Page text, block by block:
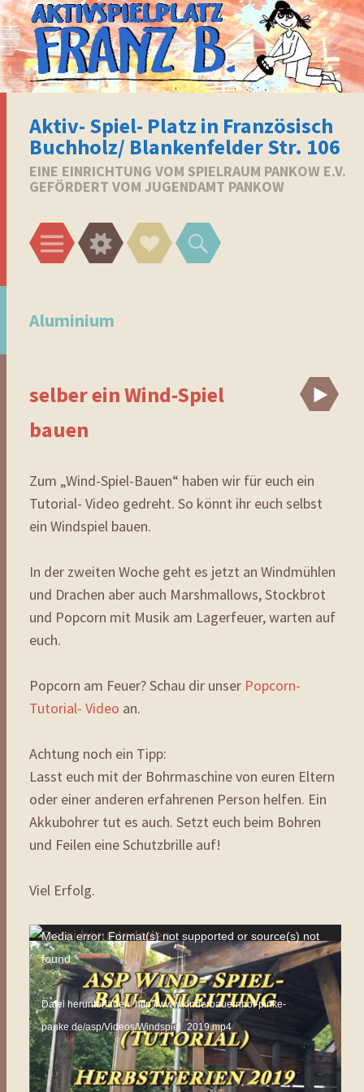
Aktiv- Spiel- Platz in Französisch
Buchholz/ Blankenfelder Str. 106
EINE EINRICHTUNG VOM SPIELRAUM PANKOW E.V.
GEFÖRDERT VOM JUGENDAMT PANKOW
Menü WidgetsSocial-
Links
Suchen
Aluminium
selber ein Wind-Spiel
bauen
Zum „Wind-Spiel-Bauen“ haben wir für euch ein
Tutorial- Video gedreht. So könnt ihr euch selbst
ein Windspiel bauen.
In der zweiten Woche geht es jetzt an Windmühlen
und Drachen aber auch Marshmallows, Stockbrot
und Popcorn mit Musik am Lagerfeuer, warten auf
euch.
Popcorn am Feuer? Schau dir unser Popcorn-
Tutorial- Video an.
Achtung noch ein Tipp:
Lasst euch mit der Bohrmaschine von euren Eltern
oder einer anderen erfahrenen Person helfen. Ein
Akkubohrer tut es auch. Setzt euch beim Bohren
und Feilen eine Schutzbrille auf!
Viel Erfolg.
Video-
Player
Media error: Format(s) not supported or source(s) not
found
Datei herunterladen: http://www.kinderbauernhof-pinke-
panke.de/asp/Videos/Windspiel_2019.mp4